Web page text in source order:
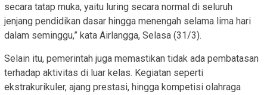
secara tatap muka, yaitu luring secara normal di seluruh
jenjang pendidikan dasar hingga menengah selama lima hari
dalam seminggu,” kata Airlangga, Selasa (31/3).
Selain itu, pemerintah juga memastikan tidak ada pembatasan
terhadap aktivitas di luar kelas. Kegiatan seperti
ekstrakurikuler, ajang prestasi, hingga kompetisi olahraga